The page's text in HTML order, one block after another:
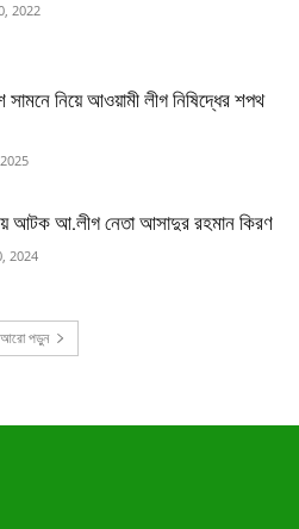
2022
সামনে নিয়ে আওয়ামী লীগ নিষিদ্ধের শপথ
আটক আ.লীগ নেতা আসাদুর রহমান কিরণ
2024
আরো পড়ুন